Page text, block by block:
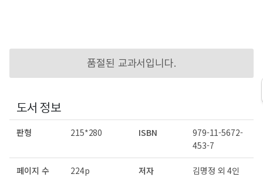
품절된 교과서입니다.
도서 정보
판형 215*280 ISBN
979-11-5672-
453-7
페이지 수 224p 저자 김명정 외 4인